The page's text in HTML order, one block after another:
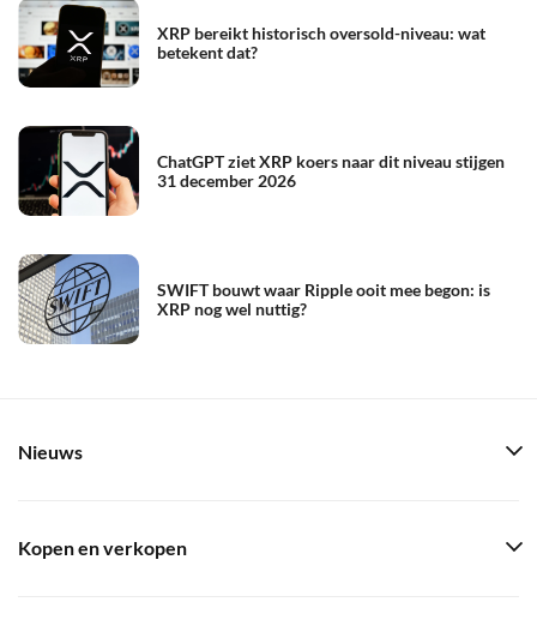
XRP bereikt historisch oversold-niveau: wat
betekent dat?
ChatGPT ziet XRP koers naar dit niveau stijgen
31 december 2026
SWIFT bouwt waar Ripple ooit mee begon: is
XRP nog wel nuttig?
Nieuws
Kopen en verkopen